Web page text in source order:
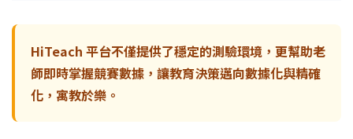
HiTeach 平台不僅提供了穩定的測驗環境，更幫助老
師即時掌握競賽數據，讓教育決策邁向數據化與精確
化，寓教於樂。